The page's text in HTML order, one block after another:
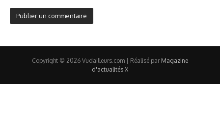
Copyright © 2026 Vudailleurs.com | Réalisé par Magazine
d'actualités X